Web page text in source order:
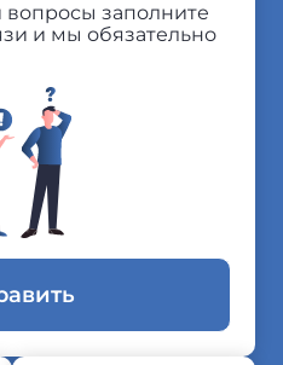
вопросы заполните
и мы обязательно